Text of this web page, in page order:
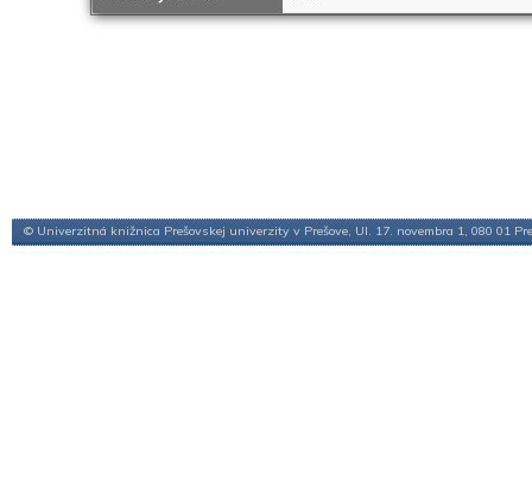
© Univerzitná knižnica Prešovskej univerzity v Prešove, Ul. 17. novembra 1, 080 01